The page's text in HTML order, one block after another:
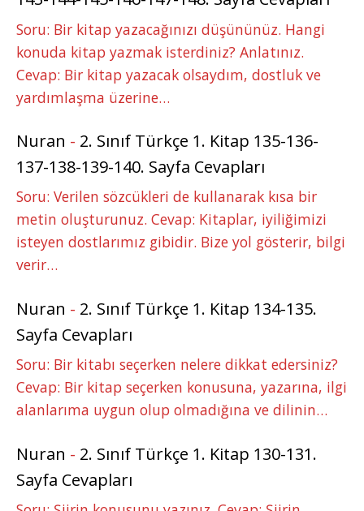
Soru: Bir kitap yazacağınızı düşününüz. Hangi
konuda kitap yazmak isterdiniz? Anlatınız.
Cevap: Bir kitap yazacak olsaydım, dostluk ve
yardımlaşma üzerine…
Nuran - 2. Sınıf Türkçe 1. Kitap 135-136-
137-138-139-140. Sayfa Cevapları
Soru: Verilen sözcükleri de kullanarak kısa bir
metin oluşturunuz. Cevap: Kitaplar, iyiliğimizi
isteyen dostlarımız gibidir. Bize yol gösterir, bilgi
verir…
Nuran - 2. Sınıf Türkçe 1. Kitap 134-135.
Sayfa Cevapları
Soru: Bir kitabı seçerken nelere dikkat edersiniz?
Cevap: Bir kitap seçerken konusuna, yazarına, ilgi
alanlarıma uygun olup olmadığına ve dilinin…
Nuran - 2. Sınıf Türkçe 1. Kitap 130-131.
Sayfa Cevapları